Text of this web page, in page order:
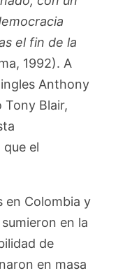
el fin de la
1992). A
Anthony
Tony Blair,
el
en Colombia y
en la
de
en masa